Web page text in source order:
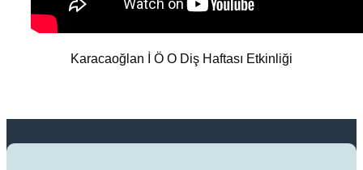
Karacaoğlan İ Ö O Diş Haftası Etkinliği